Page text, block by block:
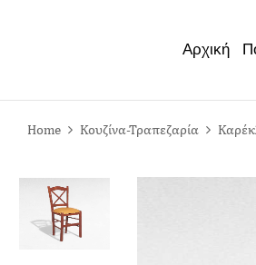
Αρχική
Home Κουζίνα-Τραπεζαρία